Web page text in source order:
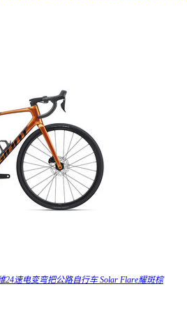
24速电变弯把公路自行车 Solar Flare耀斑棕